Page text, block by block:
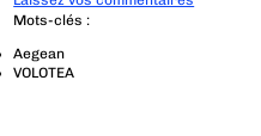
Mots-clés :
Aegean
VOLOTEA